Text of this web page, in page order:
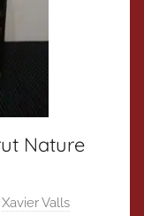
Nature
Xavier Valls